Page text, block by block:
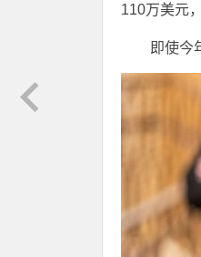
110万美元
即使今